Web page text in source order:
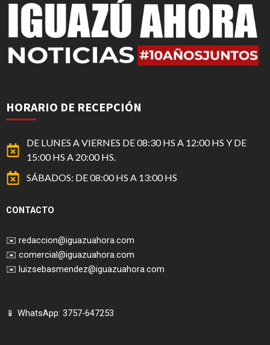
HORARIO DE RECEPCIÓN
DE LUNES A VIERNES DE 08:30 HS A 12:00 HS Y DE
15:00 HS A 20:00 HS.
SÁBADOS: DE 08:00 HS A 13:00 HS
CONTACTO
✉️ redaccion@iguazuahora.com
✉️ comercial@iguazuahora.com
✉️ luizsebasmendez@iguazuahora.com
📱 WhatsApp: 3757-647253